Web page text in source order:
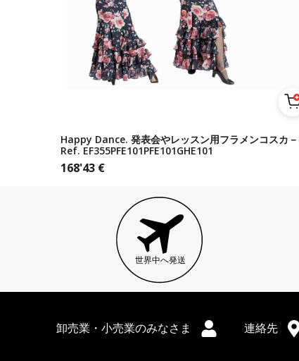
Happy Dance. 発表会やレッスン用フラメンコスカ
Ref. EF355PFE101PFE101GHE101
168'43 €
世界中へ発送
卸売業・小売業のみなさま 連絡先